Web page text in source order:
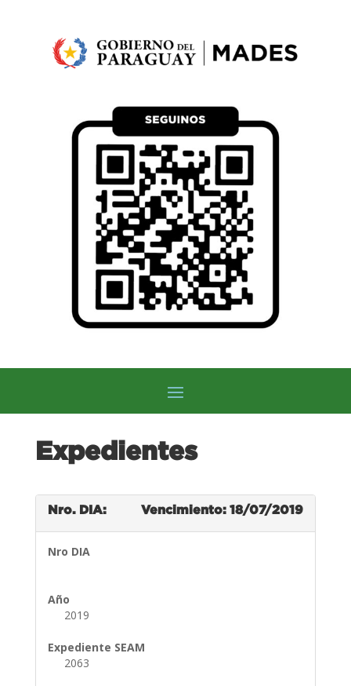
Expedientes
Nro. DIA: Vencimiento: 18/07/2019
Nro DIA
Año
2019
Expediente SEAM
2063